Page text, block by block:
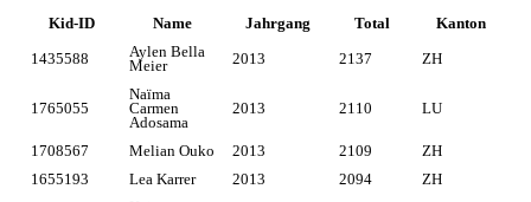
Kid-ID Name Jahrgang Total Kanton
1435588
Aylen Bella
Meier
2013 2137 ZH
1765055
Naïma
Carmen
Adosama
2013 2110 LU
1708567 Melian Ouko 2013 2109
ZH
1655193
Lea Karrer 2013 2094 ZH